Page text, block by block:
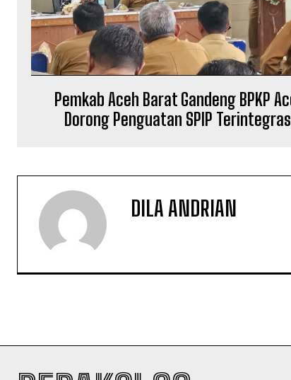
Pemkab Aceh Barat Gandeng BPKP
Dorong Penguatan SPIP
DILA ANDRIAN